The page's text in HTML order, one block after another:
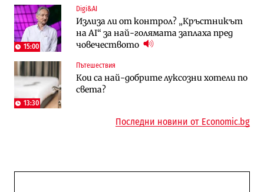
15:00
Digi&AI
Излиза ли от контрол? „Кръстникът
на AI“ за най-голямата заплаха пред
човечеството
13:30
Пътешествия
Кои са най-добрите луксозни хотели по
света?
Енергетика
Държавният ТЕЦ „Марица изток 2“
работи с 5 блока
Енергетика
АЕЦ „Козлодуй“ ще работи само още
няколко седмици, ако сушата продължи
Компании
„Ендуросат“ ще строи огромен
космически и отбранителен център в
Доброславци
Регулации
Лекарствата за редки болести
попадат в капан на обществените
Последни новини от Economic.bg